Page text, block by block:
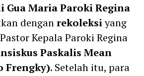
Gua Maria Paroki Regina
denganrekoleksiyang
Kepala Paroki Regina
Paskalis Mean
Frengky). Setelah itu, para